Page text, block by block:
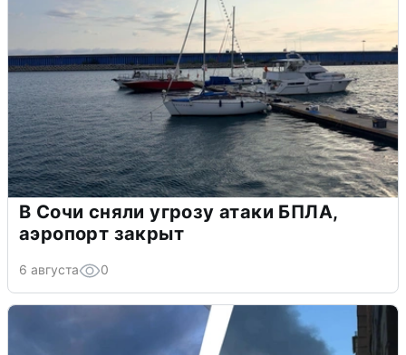
В Сочи сняли угрозу атаки БПЛА,
аэропорт закрыт
6 августа 0